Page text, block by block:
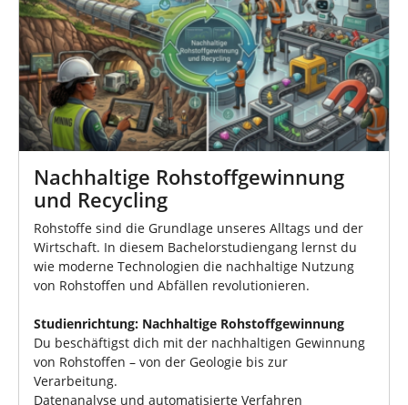
Nachhaltige Rohstoffgewinnung
und Recycling
Rohstoffe sind die Grundlage unseres Alltags und der
Wirtschaft. In diesem Bachelorstudiengang lernst du
wie moderne Technologien die nachhaltige Nutzung
von Rohstoffen und Abfällen revolutionieren.
Studienrichtung: Nachhaltige Rohstoffgewinnung
Du beschäftigst dich mit der nachhaltigen Gewinnung
von Rohstoffen – von der Geologie bis zur
Verarbeitung.
Datenanalyse und automatisierte Verfahren